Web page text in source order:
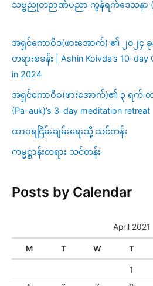
သဗ္ဗညုတဉာဏ်ပညာ ကွန်ရက်ဒေသနာ (
အရှင်ကောဝိဒ(ဖားအောက်) ၏ ၂၀၂၄
တရားစခန်း | Ashin Koivda’s 10-day
in 2024
အရှင်ကောဝိဓ(ဖားအောက်)၏ ၃ ရက် တရ
(Pa-auk)’s 3-day meditation retreat
ထာဝရငြိမ်းချမ်းရေးသို့ သင်တန်း
ကမ္မဋ္ဌာန်းတရား သင်တန်း
Posts by Calendar
April 2021
M T W T
1